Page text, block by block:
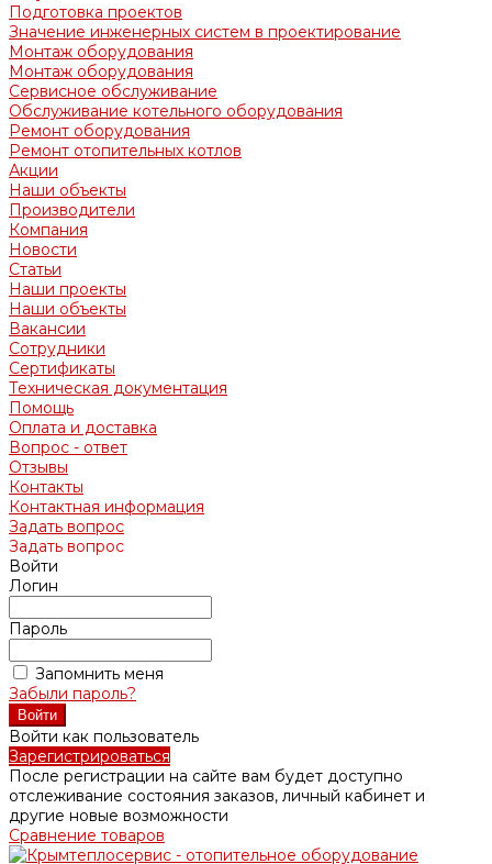
Подготовка проектов
Значение инженерных систем в проектирование
Монтаж оборудования
Монтаж оборудования
Сервисное обслуживание
Обслуживание котельного оборудования
Ремонт оборудования
Ремонт отопительных котлов
Акции
Наши объекты
Производители
Компания
Новости
Статьи
Наши проекты
Наши объекты
Вакансии
Сотрудники
Сертификаты
Техническая документация
Помощь
Оплата и доставка
Вопрос - ответ
Отзывы
Контакты
Контактная информация
Задать вопрос
Задать вопрос
Войти
Логин
Пароль
Запомнить меня
Забыли пароль?
Войти как пользователь
Зарегистрироваться
После регистрации на сайте вам будет доступно
отслеживание состояния заказов, личный кабинет и
другие новые возможности
Сравнение товаров